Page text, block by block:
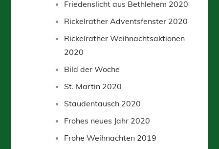
Friedenslicht aus Bethlehem 2020
Rickelrather Adventsfenster 2020
Rickelrather Weihnachtsaktionen
2020
Bild der Woche
St. Martin 2020
Staudentausch 2020
Frohes neues Jahr 2020
Frohe Weihnachten 2019